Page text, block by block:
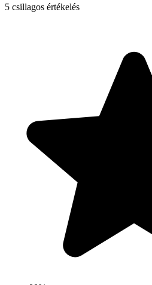
5 csillagos értékelés